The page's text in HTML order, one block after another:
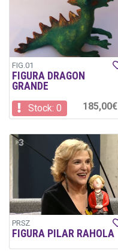
FIG.01
FIGURA DRAGON
GRANDE
Stock: 0 185,00€
PRSZ
FIGURA PILAR RAHOLA